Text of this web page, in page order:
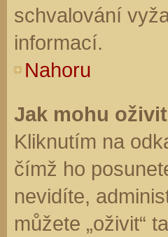
schvalování
informací.
Nahoru
Jak mohu
Kliknutím na
čímž ho
nevidíte,
můžete „oživit“